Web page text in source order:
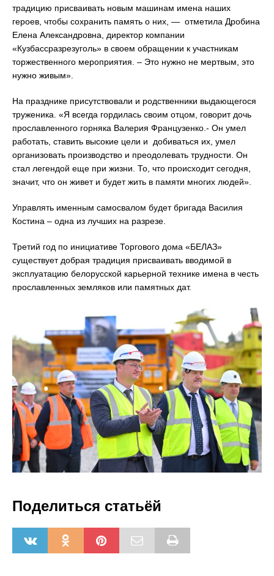
традицию присваивать новым машинам имена наших
героев, чтобы сохранить память о них, — отметила Дробина
Елена Александровна, директор компании
«Кузбассразрезуголь» в своем обращении к участникам
торжественного мероприятия. – Это нужно не мертвым, это
нужно живым».
На празднике присутствовали и родственники выдающегося
труженика. «Я всегда гордилась своим отцом, говорит дочь
прославленного горняка Валерия Французенко.- Он умел
работать, ставить высокие цели и добиваться их, умел
организовать производство и преодолевать трудности. Он
стал легендой еще при жизни. То, что происходит сегодня,
значит, что он живет и будет жить в памяти многих людей».
Управлять именным самосвалом будет бригада Василия
Костина – одна из лучших на разрезе.
Третий год по инициативе Торгового дома «БЕЛАЗ»
существует добрая традиция присваивать вводимой в
эксплуатацию белорусской карьерной технике имена в честь
прославленных земляков или памятных дат.
Поделиться статьёй